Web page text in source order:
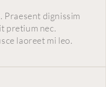
Praesent dignissim
pretium nec.
laoreet mi leo.